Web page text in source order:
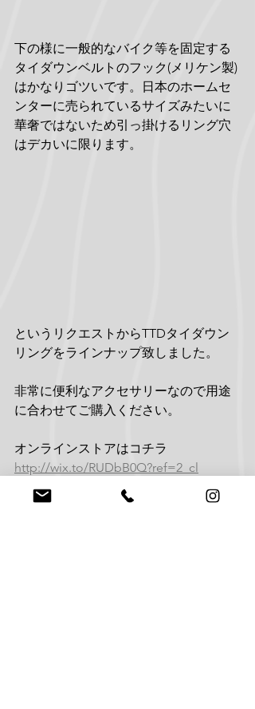
下の様に一般的なバイク等を固定する
タイダウンベルトのフック(メリケン製)
はかなりゴツいです。日本のホームセ
ンターに売られているサイズみたいに
華奢ではないため引っ掛けるリング穴
はデカいに限ります。
というリクエストからTTDタイダウン
リングをラインナップ致しました。
非常に便利なアクセサリーなので用途
に合わせてご購入ください。
オンラインストアはコチラ
http://wix.to/RUDbB0Q?ref=2_cl